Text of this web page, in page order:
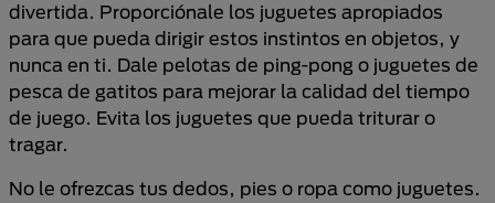
divertida. Proporciónale los juguetes apropiados
para que pueda dirigir estos instintos en objetos, y
nunca en ti. Dale pelotas de ping-pong o juguetes de
pesca de gatitos para mejorar la calidad del tiempo
de juego. Evita los juguetes que pueda triturar o
tragar.
No le ofrezcas tus dedos, pies o ropa como juguetes.